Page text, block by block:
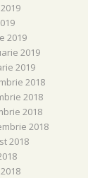
2019
2019
2019
2018
2018
2018
2018
2018